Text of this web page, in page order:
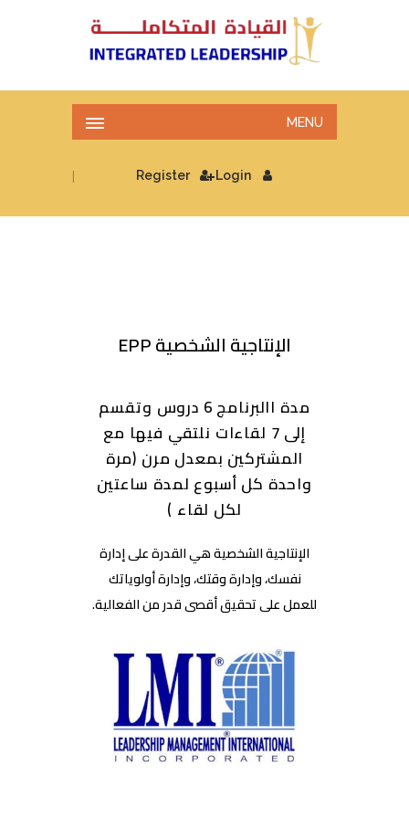
MENU
Login
| Register
الإنتاجية الشخصية EPP
مدة االبرنامج 6 دروس وتقسم
إلى 7 لقاءات نلتقي فيها مع
المشتركين بمعدل مرن (مرة
واحدة كل أسبوع لمدة ساعتين
لكل لقاء )
الإنتاجية الشخصية هي القدرة على إدارة
نفسك، وإدارة وقتك، وإدارة أولوياتك
للعمل على تحقيق أقصى قدر من الفعالية.